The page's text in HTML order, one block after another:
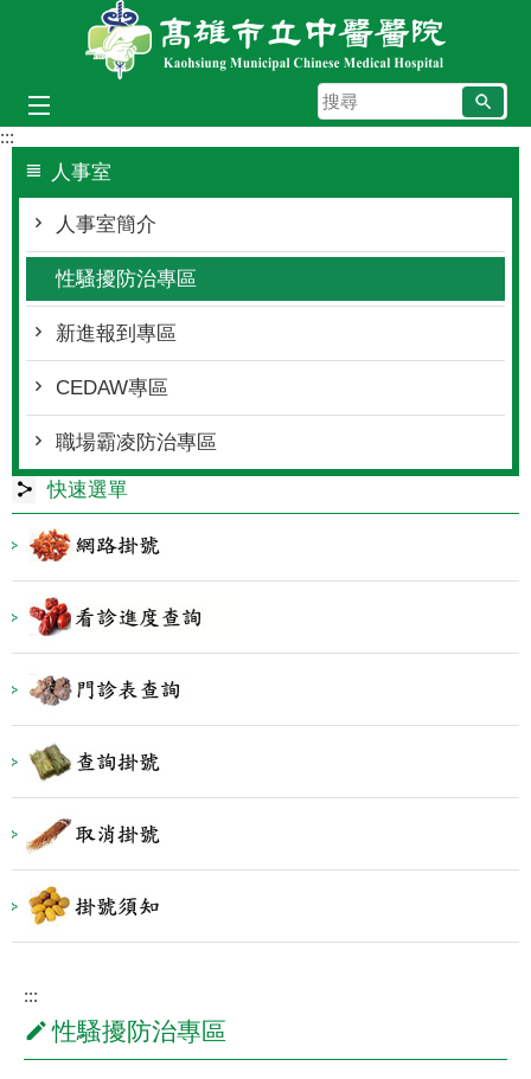
跳到主要內容區塊
搜
尋
:::
人事室
人事室簡介
性騷擾防治專區
新進報到專區
CEDAW專區
職場霸凌防治專區
快速選單
:::
性騷擾防治專區